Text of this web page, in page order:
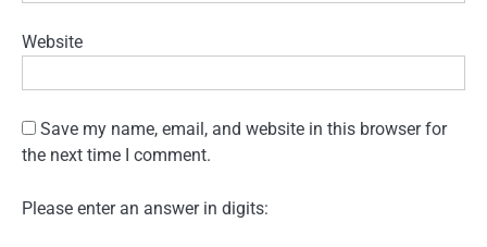
Website
Save my name, email, and website in this browser for
the next time I comment.
Please enter an answer in digits: